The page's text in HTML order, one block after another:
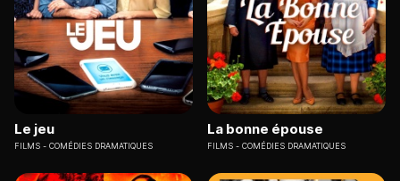
Le jeu
FILMS COMÉDIES DRAMATIQUES
La bonne épouse
FILMS COMÉDIES DRAMATIQUES